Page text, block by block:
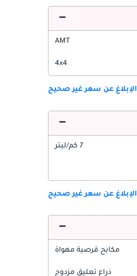
AMT
4x4
الإبلاغ عن سعر غير صحيح
7 كم/ليتر
الإبلاغ عن سعر غير صحيح
مكابح قرصية مهواة
ذراع تعليق مزدوج